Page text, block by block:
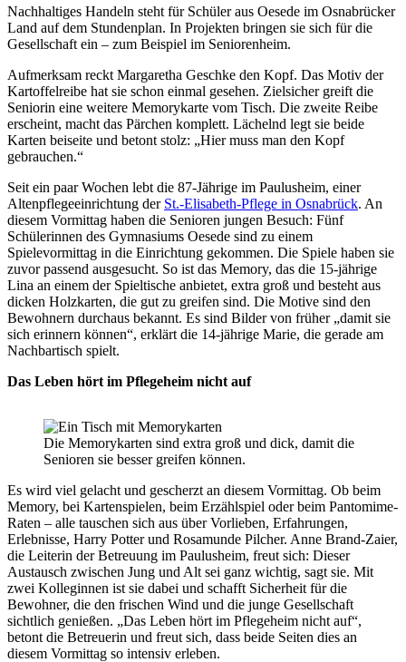
Nachhaltiges Handeln steht für Schüler aus Oesede im Osnabrücker
Land auf dem Stundenplan. In Projekten bringen sie sich für die
Gesellschaft ein – zum Beispiel im Seniorenheim.
Aufmerksam reckt Margaretha Geschke den Kopf. Das Motiv der
Kartoffelreibe hat sie schon einmal gesehen. Zielsicher greift die
Seniorin eine weitere Memorykarte vom Tisch. Die zweite Reibe
erscheint, macht das Pärchen komplett. Lächelnd legt sie beide
Karten beiseite und betont stolz: „Hier muss man den Kopf
gebrauchen.“
Seit ein paar Wochen lebt die 87-Jährige im Paulusheim, einer
Altenpflegeeinrichtung der St.-Elisabeth-Pflege in Osnabrück. An
diesem Vormittag haben die Senioren jungen Besuch: Fünf
Schülerinnen des Gymnasiums Oesede sind zu einem
Spielevormittag in die Einrichtung gekommen. Die Spiele haben sie
zuvor passend ausgesucht. So ist das Memory, das die 15-jährige
Lina an einem der Spieltische anbietet, extra groß und besteht aus
dicken Holzkarten, die gut zu greifen sind. Die Motive sind den
Bewohnern durchaus bekannt. Es sind Bilder von früher „damit sie
sich erinnern können“, erklärt die 14-jährige Marie, die gerade am
Nachbartisch spielt.
Das Leben hört im Pflegeheim nicht auf
Die Memorykarten sind extra groß und dick, damit die
Senioren sie besser greifen können.
Es wird viel gelacht und gescherzt an diesem Vormittag. Ob beim
Memory, bei Kartenspielen, beim Erzählspiel oder beim Pantomime-
Raten – alle tauschen sich aus über Vorlieben, Erfahrungen,
Erlebnisse, Harry Potter und Rosamunde Pilcher. Anne Brand-Zaier,
die Leiterin der Betreuung im Paulusheim, freut sich: Dieser
Austausch zwischen Jung und Alt sei ganz wichtig, sagt sie. Mit
zwei Kolleginnen ist sie dabei und schafft Sicherheit für die
Bewohner, die den frischen Wind und die junge Gesellschaft
sichtlich genießen. „Das Leben hört im Pflegeheim nicht auf“,
betont die Betreuerin und freut sich, dass beide Seiten dies an
diesem Vormittag so intensiv erleben.